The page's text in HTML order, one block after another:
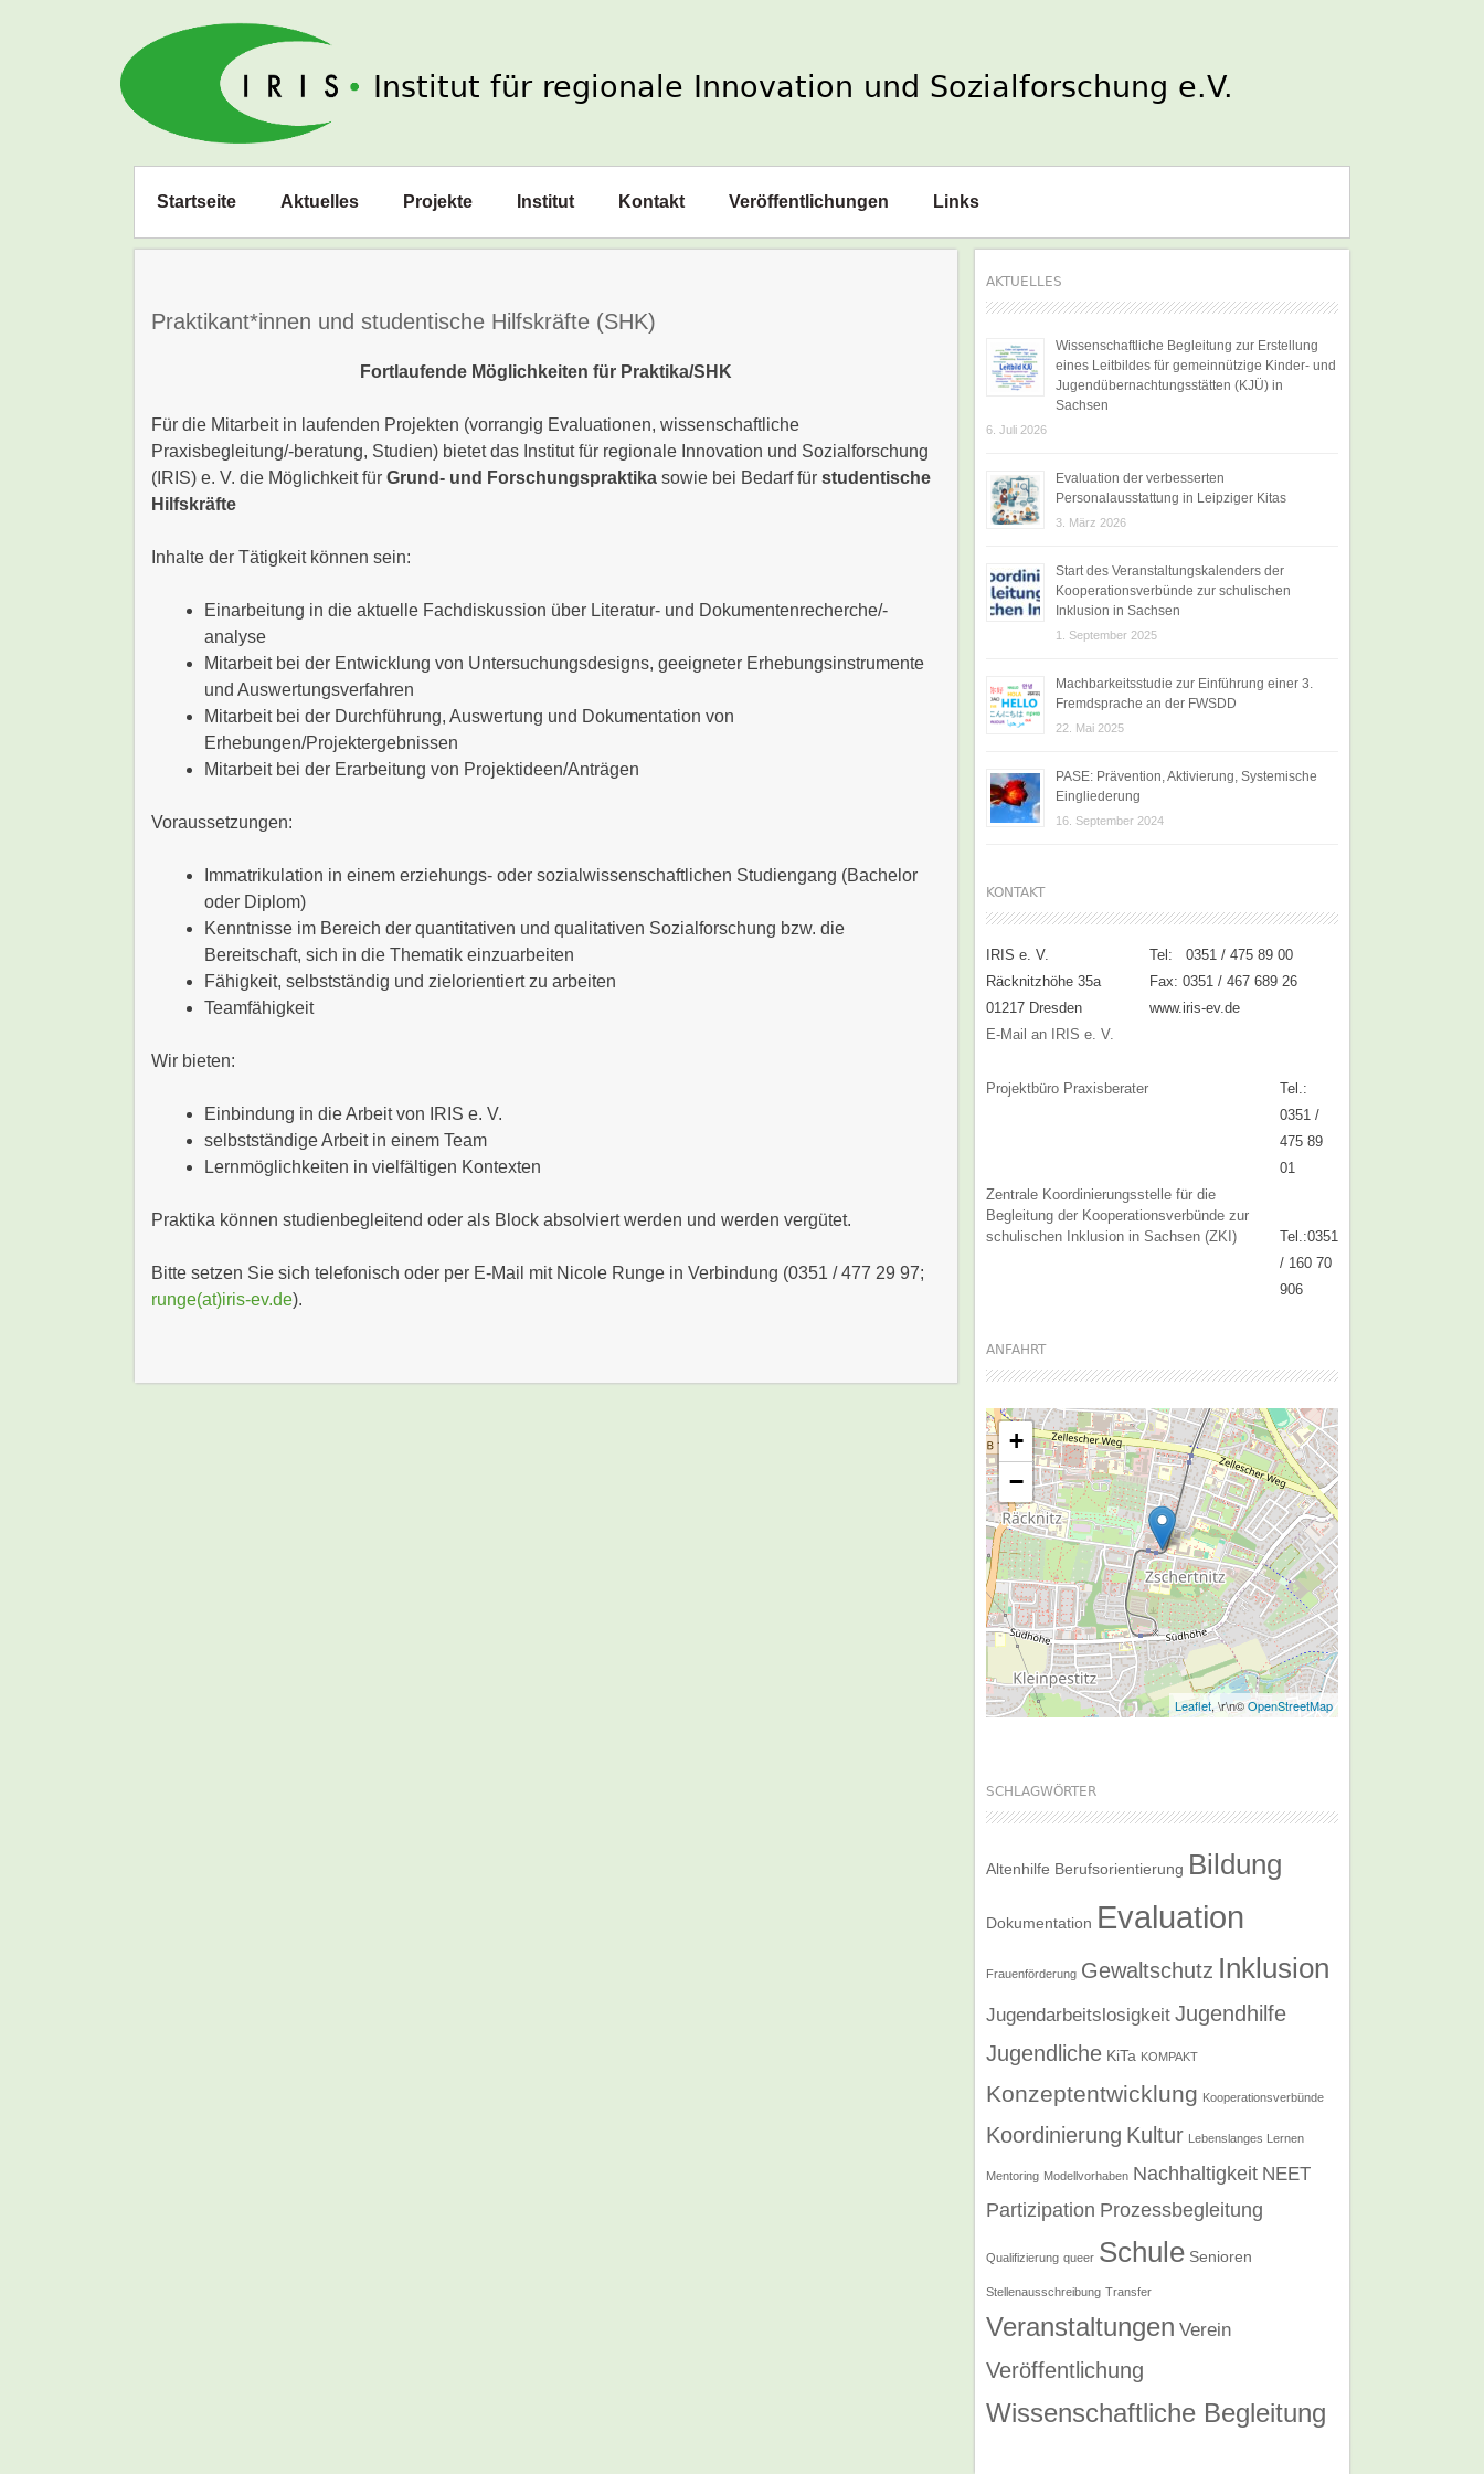
IRIS e. V.
Zum
springen
Startseite Aktuelles Projekte Institut Kontakt Veröffentlichungen Links
Praktikant*innen und studentische Hilfskräfte (SHK)
Fortlaufende Möglichkeiten für Praktika/SHK
Für die Mitarbeit in laufenden Projekten (vorrangig Evaluationen, wissenschaftliche
Praxisbegleitung/-beratung, Studien) bietet das Institut für regionale Innovation und Sozialforschung
(IRIS) e. V. die Möglichkeit für Grund- und Forschungspraktika sowie bei Bedarf für studentische
Hilfskräfte
Inhalte der Tätigkeit können sein:
Einarbeitung in die aktuelle Fachdiskussion über Literatur- und Dokumentenrecherche/-
analyse
Mitarbeit bei der Entwicklung von Untersuchungsdesigns, geeigneter Erhebungsinstrumente
und Auswertungsverfahren
Mitarbeit bei der Durchführung, Auswertung und Dokumentation von
Erhebungen/Projektergebnissen
Mitarbeit bei der Erarbeitung von Projektideen/Anträgen
Voraussetzungen:
Immatrikulation in einem erziehungs- oder sozialwissenschaftlichen Studiengang (Bachelor
oder Diplom)
Kenntnisse im Bereich der quantitativen und qualitativen Sozialforschung bzw. die
Bereitschaft, sich in die Thematik einzuarbeiten
Fähigkeit, selbstständig und zielorientiert zu arbeiten
Teamfähigkeit
Wir bieten:
Einbindung in die Arbeit von IRIS e. V.
selbstständige Arbeit in einem Team
Lernmöglichkeiten in vielfältigen Kontexten
Praktika können studienbegleitend oder als Block absolviert werden und werden vergütet.
Bitte setzen Sie sich telefonisch oder per E-Mail mit Nicole Runge in Verbindung (0351 / 477 29 97;
runge(at)iris-ev.de).
AKTUELLES
Wissenschaftliche Begleitung zur Erstellung
eines Leitbildes für gemeinnützige Kinder- und
Jugendübernachtungsstätten (KJÜ) in
Sachsen
6. Juli 2026
Evaluation der verbesserten
Personalausstattung in Leipziger Kitas
3. März 2026
Start des Veranstaltungskalenders der
Kooperationsverbünde zur schulischen
Inklusion in Sachsen
1. September 2025
Machbarkeitsstudie zur Einführung einer 3.
Fremdsprache an der FWSDD
22. Mai 2025
PASE: Prävention, Aktivierung, Systemische
Eingliederung
16. September 2024
KONTAKT
IRIS e. V.
Tel: 0351 / 475 89 00
Räcknitzhöhe 35a
Fax: 0351 / 467 689 26
01217 Dresden
www.iris-ev.de
E-Mail an IRIS e. V.
Projektbüro Praxisberater
Tel.:
0351 /
475 89
01
Zentrale Koordinierungsstelle für die
Begleitung der Kooperationsverbünde zur
schulischen Inklusion in Sachsen (ZKI)
Tel.:0351
/ 160 70
906
ANFAHRT
+
−
Leaflet, \r\n©OpenStreetMap
SCHLAGWÖRTER
Altenhilfe Berufsorientierung Bildung
Dokumentation Evaluation
Frauenförderung Gewaltschutz Inklusion
Jugendarbeitslosigkeit Jugendhilfe
Jugendliche KiTa KOMPAKT
Konzeptentwicklung Kooperationsverbünde
Koordinierung Kultur Lebenslanges Lernen
Mentoring Modellvorhaben Nachhaltigkeit NEET
Partizipation Prozessbegleitung
Qualifizierung queer Schule Senioren
Stellenausschreibung Transfer
Veranstaltungen Verein
Veröffentlichung
Wissenschaftliche Begleitung